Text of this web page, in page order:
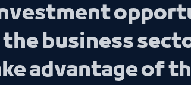
business
advantage of